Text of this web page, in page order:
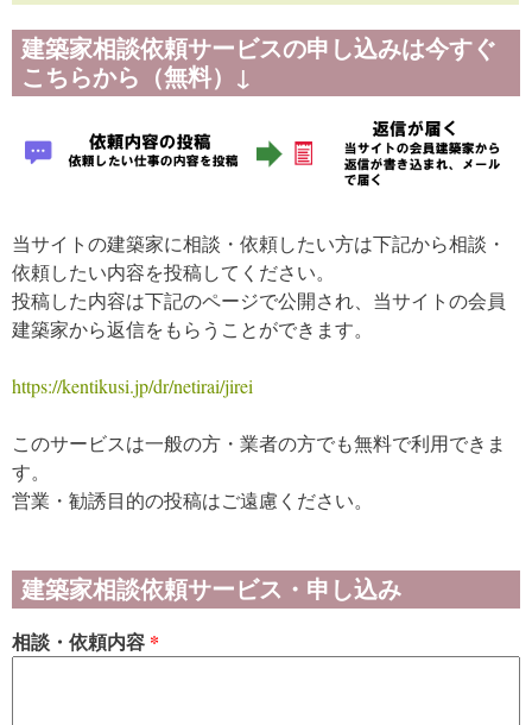
建築家相談依頼サービスの申し込みは今すぐ
こちらから（無料）↓
当サイトの建築家に相談・依頼したい方は下記から相談・
依頼したい内容を投稿してください。
投稿した内容は下記のページで公開され、当サイトの会員
建築家から返信をもらうことができます。
https://kentikusi.jp/dr/netirai/jirei
このサービスは一般の方・業者の方でも無料で利用できま
す。
営業・勧誘目的の投稿はご遠慮ください。
建築家相談依頼サービス・申し込み
相談・依頼内容 *